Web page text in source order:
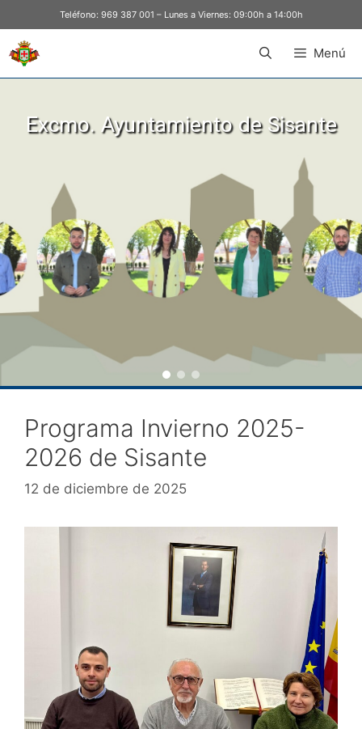
Teléfono: 969 387 001 – Lunes a Viernes: 09:00h a 14:00h
Menú
Excmo. Ayuntamiento de Sisante
Programa Invierno 2025-
2026 de Sisante
12 de diciembre de 2025